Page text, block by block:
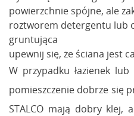
powierzchnie spójne, ale
roztworem detergentu lub
gruntująca
upewnij się, że ściana jest
W przypadku łazienek
pomieszczenie dobrze się
STALCO mają dobry klej,